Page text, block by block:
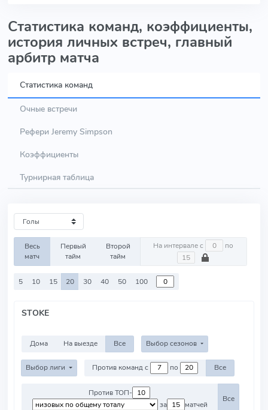
Статистика команд, коэффициенты,
история личных встреч, главный
арбитр матча
Статистика команд
Очные встречи
Рефери Jeremy Simpson
Коэффициенты
Турнирная таблица
Весь
матч
Первый
тайм
Второй
тайм
На интервале с по
5 10 15 20 30 40 50 100
STOKE
Дома На выезде Все Выбор сезонов
Выбор лиги Против команд с по Все
Против ТОП-
за
матчей
Все